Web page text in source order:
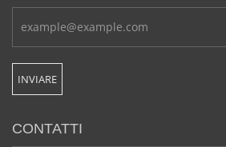
CONTATTI